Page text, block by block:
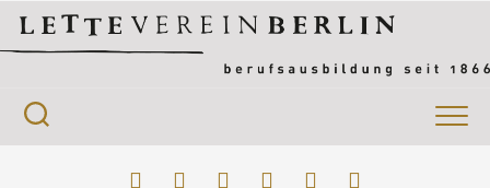
content